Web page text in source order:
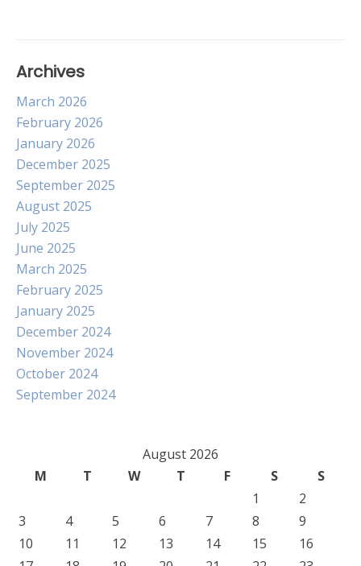
Archives
March 2026
February 2026
January 2026
December 2025
September 2025
August 2025
July 2025
June 2025
March 2025
February 2025
January 2025
December 2024
November 2024
October 2024
September 2024
August 2026
M
T W T F S
S
1
2
3
4 5 6 7 8
9
10
11 12 13 14 15
16